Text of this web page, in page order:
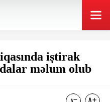
iştirak
məlum olub